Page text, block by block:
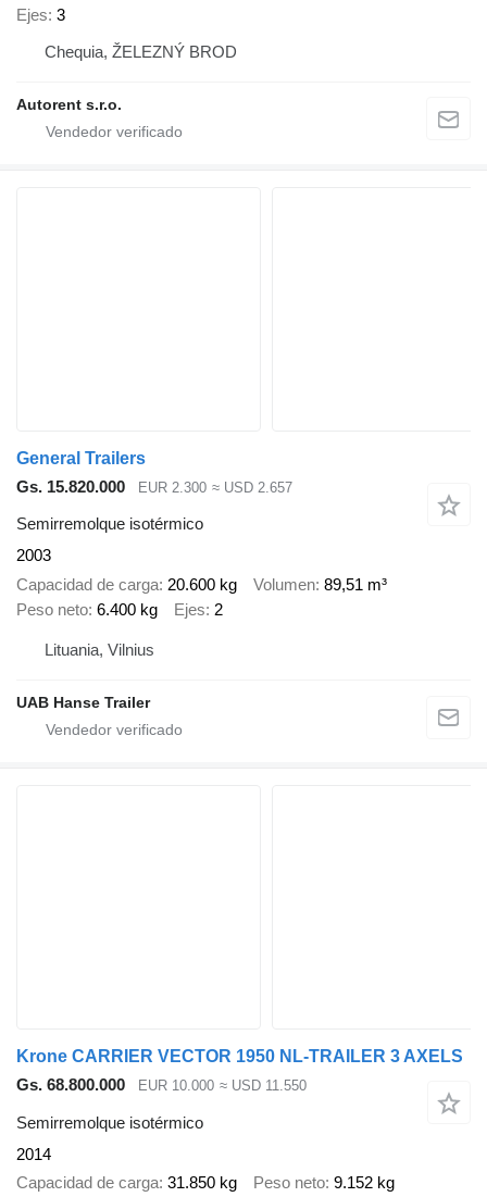
Ejes 3
Chequia, ŽELEZNÝ BROD
Autorent s.r.o.
General Trailers
Gs. 15.820.000
EUR 2.300 ≈ USD 2.657
Semirremolque isotérmico
2003
Capacidad de carga 20.600 kg Volumen 89,51 m³
Peso neto 6.400 kg Ejes 2
Lituania, Vilnius
UAB Hanse Trailer
Krone CARRIER VECTOR 1950 NL-TRAILER 3 AXELS
Gs. 68.800.000
EUR 10.000 ≈ USD 11.550
Semirremolque isotérmico
2014
Capacidad de carga 31.850 kg Peso neto 9.152 kg